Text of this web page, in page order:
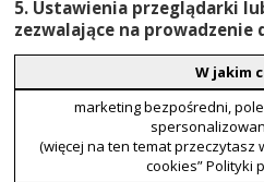
5. Ustawienia przeglądarki
zezwalające na prowadzenie
W jakim
marketing bezpośredni,
(więcej na ten temat przeczytasz
cookies” Polityki